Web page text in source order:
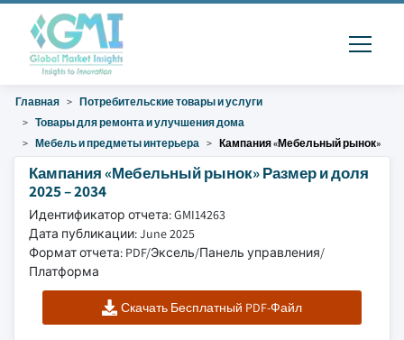
Главная
Потребительские товары и услуги
Товары для ремонта и улучшения дома
Мебель и предметы интерьера
Кампания «Мебельный рынок»
Кампания «Мебельный рынок» Размер и доля
2025 – 2034
Идентификатор отчета: GMI14263
Дата публикации: June 2025
Формат отчета: PDF/Эксель/Панель управления/
Платформа
Скачать Бесплатный PDF-Файл